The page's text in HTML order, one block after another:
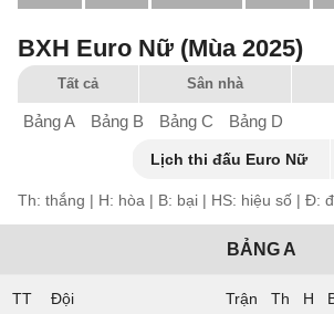
BXH Euro Nữ (Mùa 2025)
Tất cả Sân nhà
Bảng A Bảng B Bảng C Bảng D
Lịch thi đấu Euro Nữ
Th: thắng | H: hòa | B: bại | HS: hiệu số | Đ:
BẢNG A
TT Đội